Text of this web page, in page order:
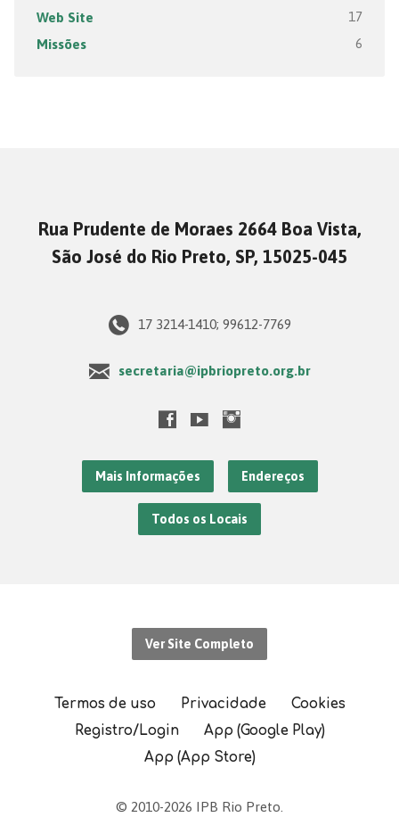
Web Site 17
Missões 6
Rua Prudente de Moraes 2664 Boa Vista,
São José do Rio Preto, SP, 15025-045
17 3214-1410; 99612-7769
secretaria@ipbriopreto.org.br
Mais Informações Endereços
Todos os Locais
Ver Site Completo
Termos de uso Privacidade
Cookies
Registro/Login
App (Google Play)
App (App Store)
© 2010-2026 IPB Rio Preto.